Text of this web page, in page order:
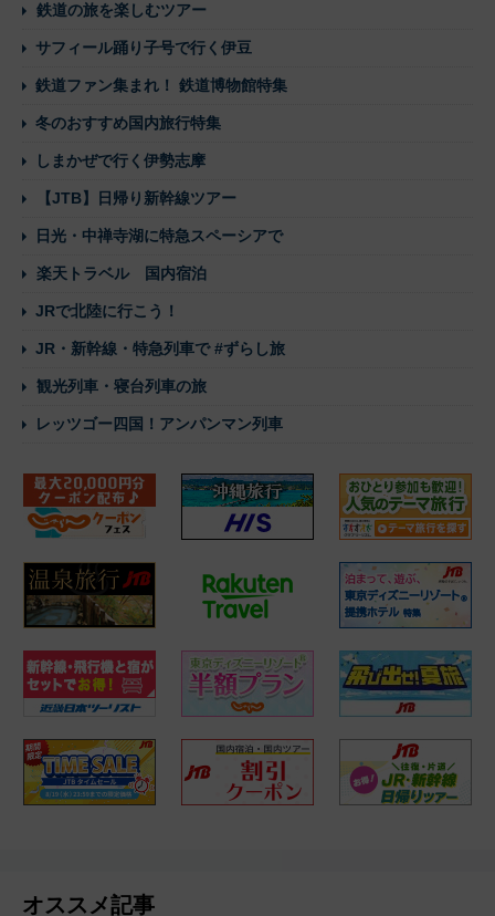
鉄道の旅を楽しむツアー
サフィール踊り子号で行く伊豆
鉄道ファン集まれ！ 鉄道博物館特集
冬のおすすめ国内旅行特集
しまかぜで行く伊勢志摩
【JTB】日帰り新幹線ツアー
日光・中禅寺湖に特急スペーシアで
楽天トラベル 国内宿泊
JRで北陸に行こう！
JR・新幹線・特急列車で #ずらし旅
観光列車・寝台列車の旅
レッツゴー四国！アンパンマン列車
オススメ記事